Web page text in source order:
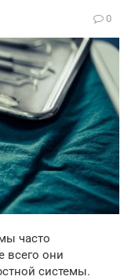
0
часто
всего они
системы.